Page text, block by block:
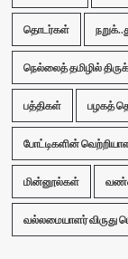
தொடர்கள்
நெல்லைத் தமிழில்
பத்திகள் பழகத்
போட்டிகளின்
மின்னூல்கள்
வல்லமையாளர் விருது